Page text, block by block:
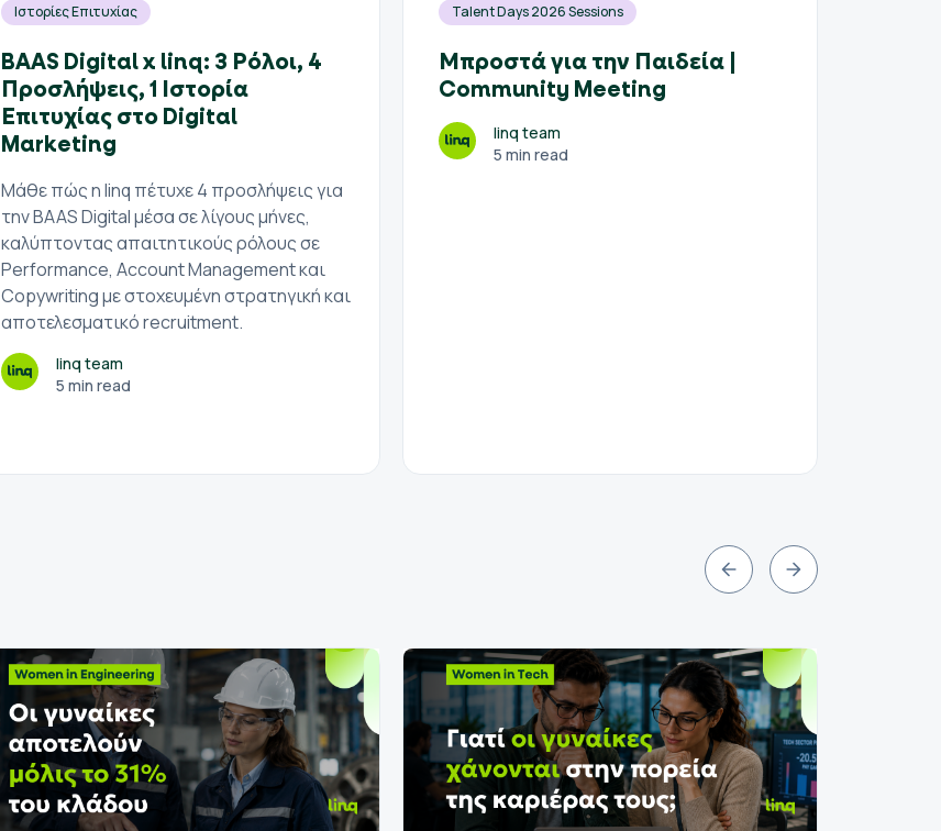
Ιστορίες Επιτυχίας
BAAS Digital x linq: 3 Ρόλοι, 4
Προσλήψεις, 1 Ιστορία
Επιτυχίας στο Digital
Marketing
Μάθε πώς η linq πέτυχε 4 προσλήψεις για
την BAAS Digital μέσα σε λίγους μήνες,
καλύπτοντας απαιτητικούς ρόλους σε
Performance, Account Management και
Copywriting με στοχευμένη στρατηγική και
αποτελεσματικό recruitment.
linq team
5 min read
Talent Days 2026 Sessions
Μπροστά για την Παιδεία |
Community Meeting
linq team
5 min read